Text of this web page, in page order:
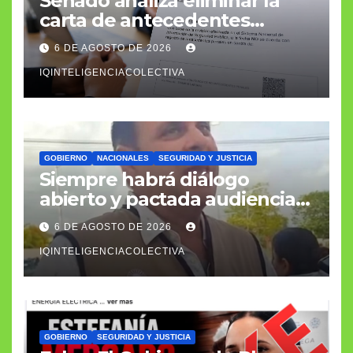
carta de antecedentes
penales como requisito
laboral
6 DE AGOSTO DE 2026
IQINTELIGENCIACOLECTIVA
GOBIERNO NACIONALES SEGURIDAD Y JUSTICIA
Siempre habrá diálogo
abierto y pactada audiencia
con el fiscal general
6 DE AGOSTO DE 2026
IQINTELIGENCIACOLECTIVA
GOBIERNO SEGURIDAD Y JUSTICIA